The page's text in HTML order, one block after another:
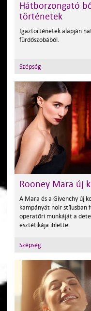
Hátborzongató
történetek
Igaztörténetek alapján
fürdőszobából.
Szépség
Rooney Mara új
A Mara és a Givenchy új
kampányát noir stílusban
operatőri munkáját a
esztétikája ihlette.
Szépség